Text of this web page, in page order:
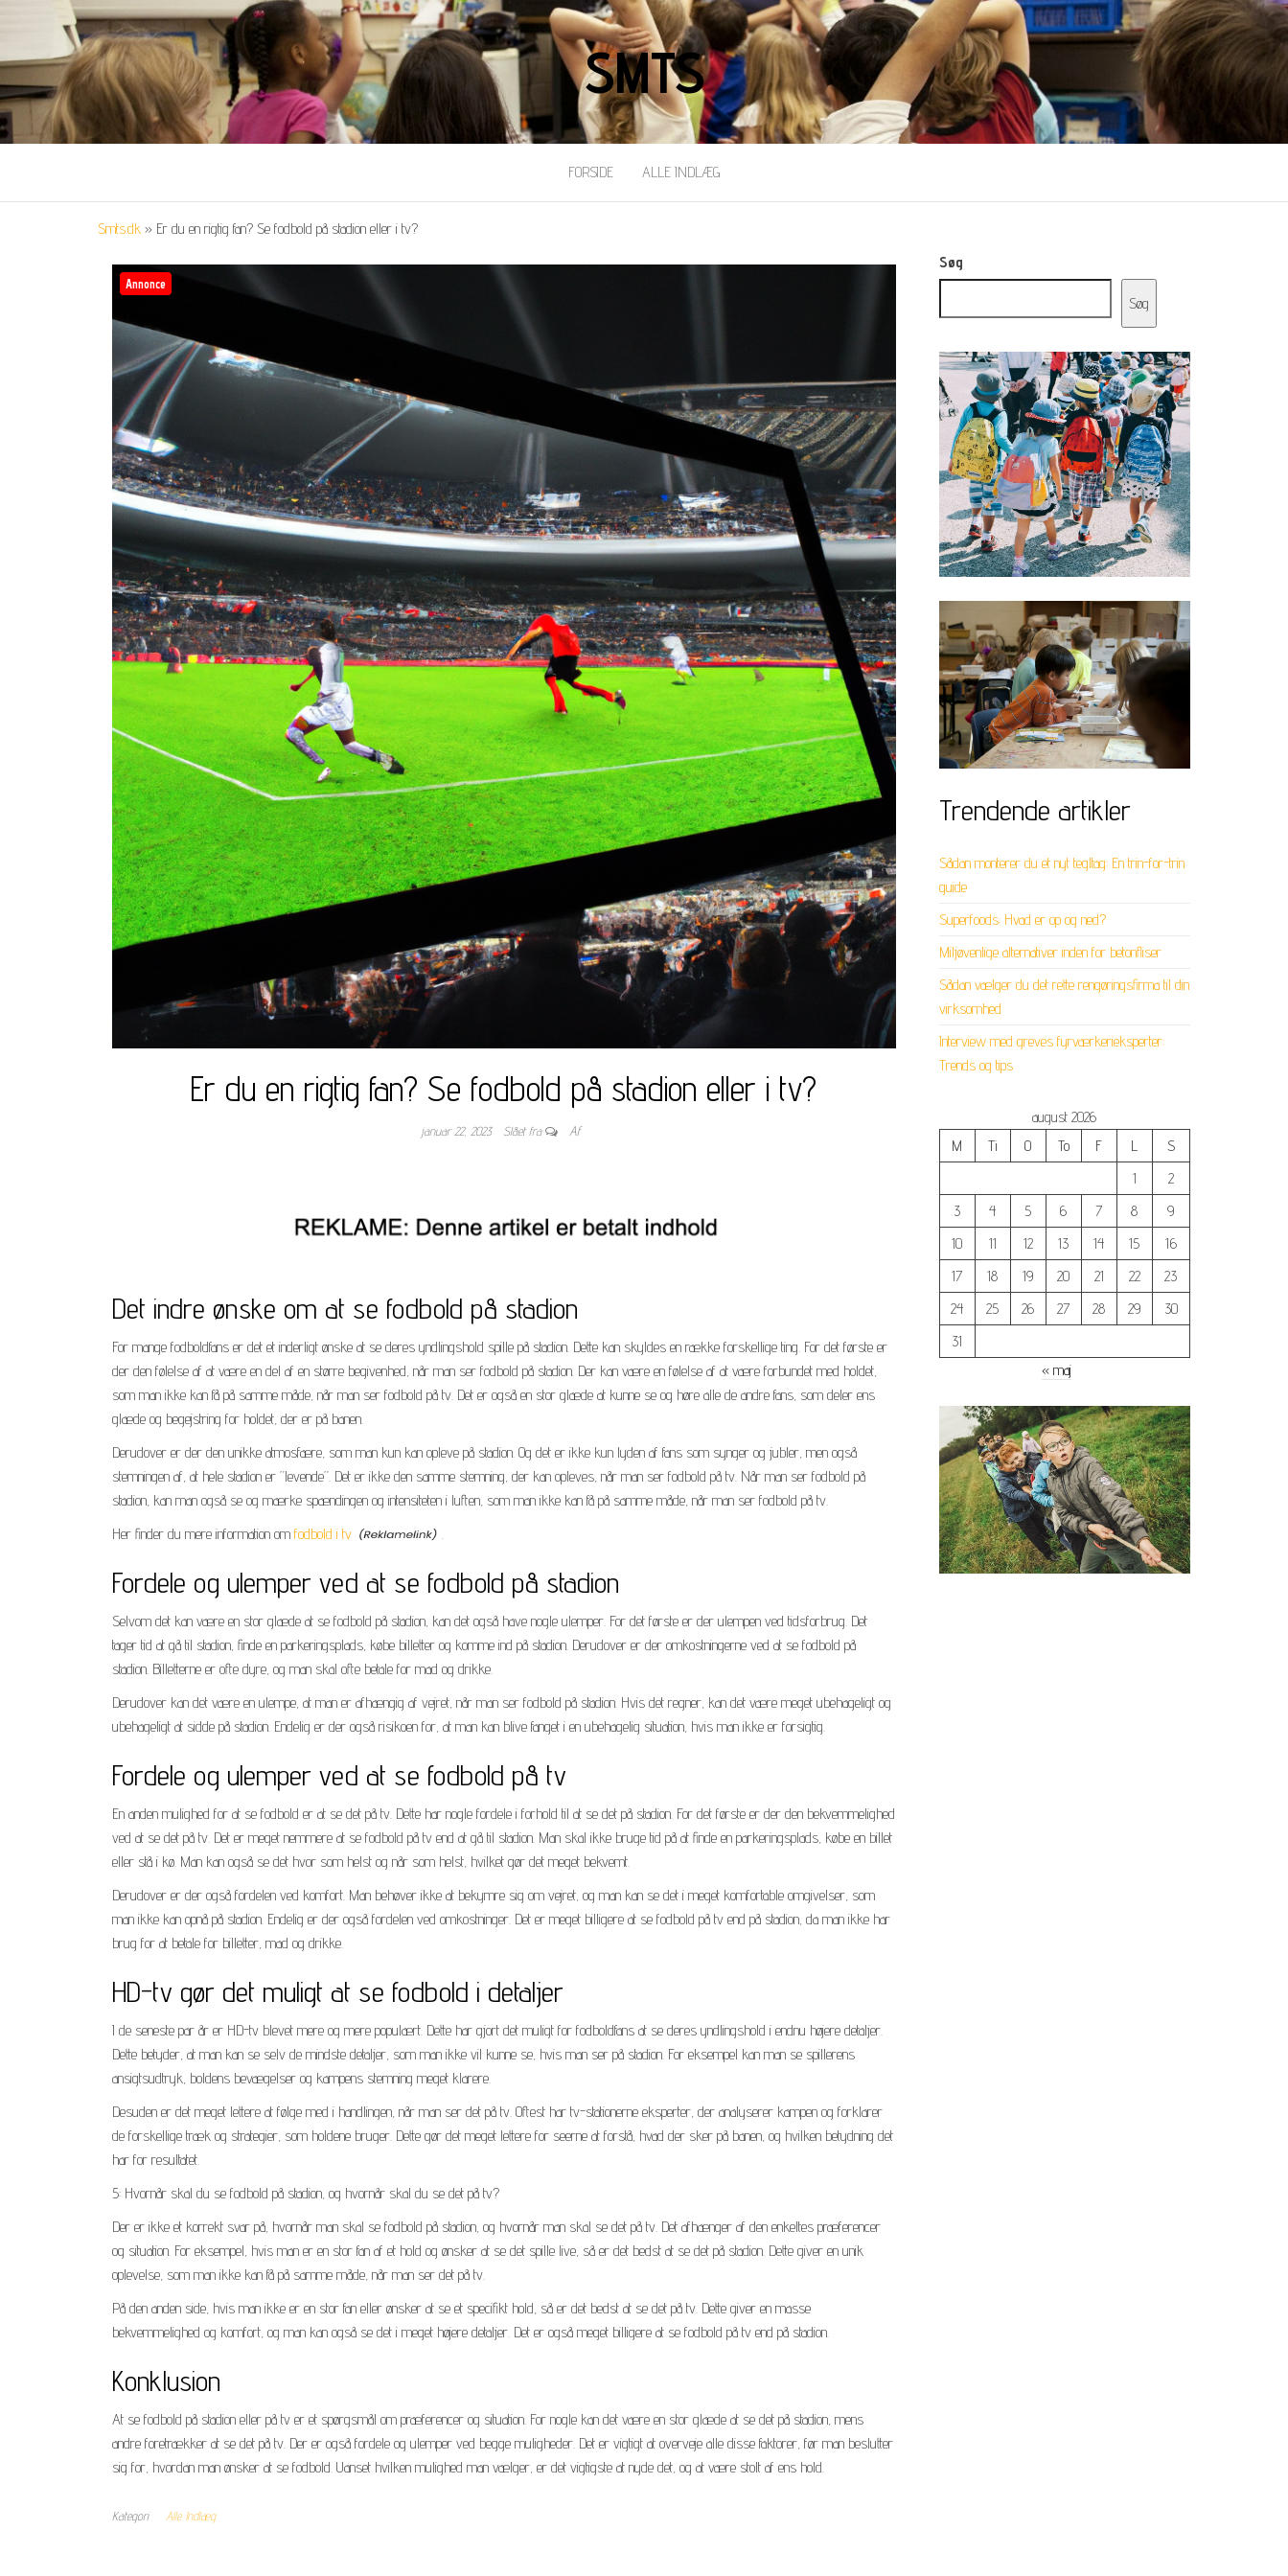
SMTS
FORSIDE ALLE INDLÆG
Smts.dk » Er du en rigtig fan? Se fodbold på stadion eller i tv?
Annonce
Er du en rigtig fan? Se fodbold på stadion eller i tv?
januar 22, 2023 Slået fra Af
Det indre ønske om at se fodbold på stadion
For mange fodboldfans er det et inderligt ønske at se deres yndlingshold spille på stadion. Dette kan skyldes en række forskellige ting. For det første er
der den følelse af at være en del af en større begivenhed, når man ser fodbold på stadion. Der kan være en følelse af at være forbundet med holdet,
som man ikke kan få på samme måde, når man ser fodbold på tv. Det er også en stor glæde at kunne se og høre alle de andre fans, som deler ens
glæde og begejstring for holdet, der er på banen.
Derudover er der den unikke atmosfære, som man kun kan opleve på stadion. Og det er ikke kun lyden af fans som synger og jubler, men også
stemningen af, at hele stadion er ”levende”. Det er ikke den samme stemning, der kan opleves, når man ser fodbold på tv. Når man ser fodbold på
stadion, kan man også se og mærke spændingen og intensiteten i luften, som man ikke kan få på samme måde, når man ser fodbold på tv.
Her finder du mere information om fodbold i tv
Fordele og ulemper ved at se fodbold på stadion
Selvom det kan være en stor glæde at se fodbold på stadion, kan det også have nogle ulemper. For det første er der ulempen ved tidsforbrug. Det
tager tid at gå til stadion, finde en parkeringsplads, købe billetter og komme ind på stadion. Derudover er der omkostningerne ved at se fodbold på
stadion. Billetterne er ofte dyre, og man skal ofte betale for mad og drikke.
Derudover kan det være en ulempe, at man er afhængig af vejret, når man ser fodbold på stadion. Hvis det regner, kan det være meget ubehageligt og
ubehageligt at sidde på stadion. Endelig er der også risikoen for, at man kan blive fanget i en ubehagelig situation, hvis man ikke er forsigtig.
Fordele og ulemper ved at se fodbold på tv
En anden mulighed for at se fodbold er at se det på tv. Dette har nogle fordele i forhold til at se det på stadion. For det første er der den bekvemmelighed
ved at se det på tv. Det er meget nemmere at se fodbold på tv end at gå til stadion. Man skal ikke bruge tid på at finde en parkeringsplads, købe en billet
eller stå i kø. Man kan også se det hvor som helst og når som helst, hvilket gør det meget bekvemt.
Derudover er der også fordelen ved komfort. Man behøver ikke at bekymre sig om vejret, og man kan se det i meget komfortable omgivelser, som
man ikke kan opnå på stadion. Endelig er der også fordelen ved omkostninger. Det er meget billigere at se fodbold på tv end på stadion, da man ikke har
brug for at betale for billetter, mad og drikke.
HD-tv gør det muligt at se fodbold i detaljer
I de seneste par år er HD-tv blevet mere og mere populært. Dette har gjort det muligt for fodboldfans at se deres yndlingshold i endnu højere detaljer.
Dette betyder, at man kan se selv de mindste detaljer, som man ikke vil kunne se, hvis man ser på stadion. For eksempel kan man se spillerens
ansigtsudtryk, boldens bevægelser og kampens stemning meget klarere.
Desuden er det meget lettere at følge med i handlingen, når man ser det på tv. Oftest har tv-stationerne eksperter, der analyserer kampen og forklarer
de forskellige træk og strategier, som holdene bruger. Dette gør det meget lettere for seerne at forstå, hvad der sker på banen, og hvilken betydning det
har for resultatet.
5: Hvornår skal du se fodbold på stadion, og hvornår skal du se det på tv?
Der er ikke et korrekt svar på, hvornår man skal se fodbold på stadion, og hvornår man skal se det på tv. Det afhænger af den enkeltes præferencer
og situation. For eksempel, hvis man er en stor fan af et hold og ønsker at se det spille live, så er det bedst at se det på stadion. Dette giver en unik
oplevelse, som man ikke kan få på samme måde, når man ser det på tv.
På den anden side, hvis man ikke er en stor fan eller ønsker at se et specifikt hold, så er det bedst at se det på tv. Dette giver en masse
bekvemmelighed og komfort, og man kan også se det i meget højere detaljer. Det er også meget billigere at se fodbold på tv end på stadion.
Konklusion
At se fodbold på stadion eller på tv er et spørgsmål om præferencer og situation. For nogle kan det være en stor glæde at se det på stadion, mens
andre foretrækker at se det på tv. Der er også fordele og ulemper ved begge muligheder. Det er vigtigt at overveje alle disse faktorer, før man beslutter
sig for, hvordan man ønsker at se fodbold. Uanset hvilken mulighed man vælger, er det vigtigste at nyde det, og at være stolt af ens hold.
Kategori Alle Indlæg
Søg
Søg
Trendende artikler
Sådan monterer du et nyt tegltag: En trin-for-trin
guide
Superfoods: Hvad er op og ned?
Miljøvenlige alternativer inden for betonfliser
Sådan vælger du det rette rengøringsfirma til din
virksomhed
Interview med greves fyrværkerieksperter:
Trends og tips
august 2026
M
Ti O To F L
S
1
2
3
4 5 6 7 8
9
10
11 12 13 14 15
16
17
18 19 20 21 22
23
24
25 26 27 28 29
30
31
« maj